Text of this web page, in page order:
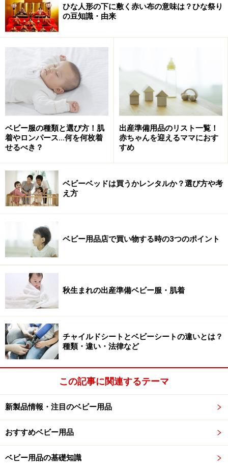
ひな人形の下に敷く赤い布の意味は？ひな祭り
の豆知識・由来
ベビー服の種類と選び方！肌
着やロンパース…何を何枚着
せるべき？
出産準備用品のリスト一覧！
赤ちゃんを迎えるママにおす
すめ
ベビーベッドは買うかレンタルか？選び方や考
え方
ベビー用品店で買い物する時の3つのポイント
秋生まれの出産準備ベビー服・肌着
チャイルドシートとベビーシートの違いとは？
種類・違い・法律など
この記事に関連するテーマ
新製品情報・注目のベビー用品
おすすめベビー用品
ベビー用品の基礎知識